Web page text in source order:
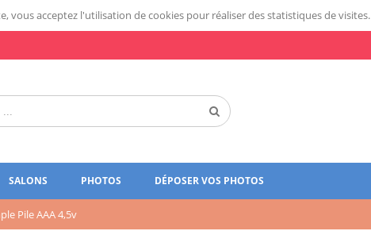
vous acceptez l'utilisation de cookies pour réaliser des statistiques de visites.
SALONS PHOTOS DÉPOSER VOS PHOTOS
Pile AAA 4,5v